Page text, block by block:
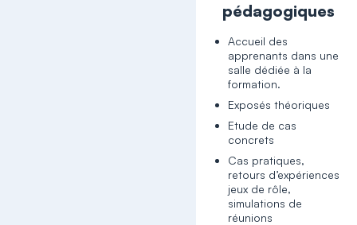
pédagogiques
Accueil des
apprenants dans une
salle dédiée à la
formation.
Exposés théoriques
Etude de cas
concrets
Cas pratiques,
retours d’expériences
jeux de rôle,
simulations de
réunions